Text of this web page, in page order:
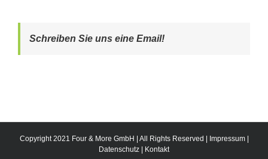
Schreiben Sie uns eine Email!
Copyright 2021 Four & More GmbH | All Rights Reserved | Impressum|
Datenschutz
Kontakt